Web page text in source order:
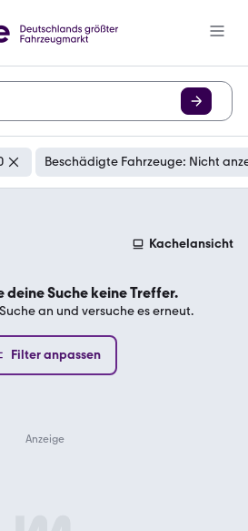
Beschädigte Fahrzeuge: Nicht
Kachelansicht
deine Suche keine Treffer.
an und versuche es erneut.
Filter anpassen